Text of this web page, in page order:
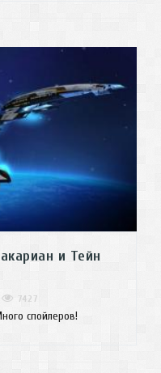
и Тейн
7427
спойлеров!